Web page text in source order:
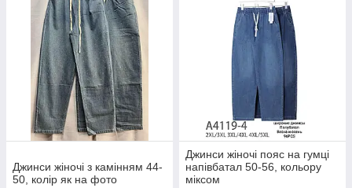
Джинси жіночі з камінням 44-
50, колір як на фото
Джинси жіночі пояс на гумці
напівбатал 50-56, кольору
міксом